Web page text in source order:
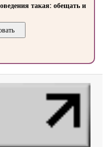
такая: обещать и